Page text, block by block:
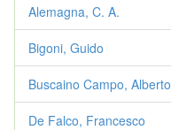
Alemagna, C. A.
Bigoni, Guido
Buscaino Campo, Alberto
De Falco, Francesco